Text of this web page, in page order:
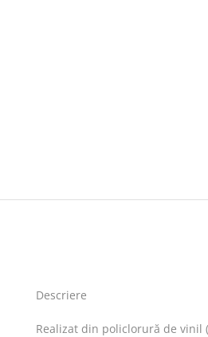
Descriere
Realizat din policlorură de vinil